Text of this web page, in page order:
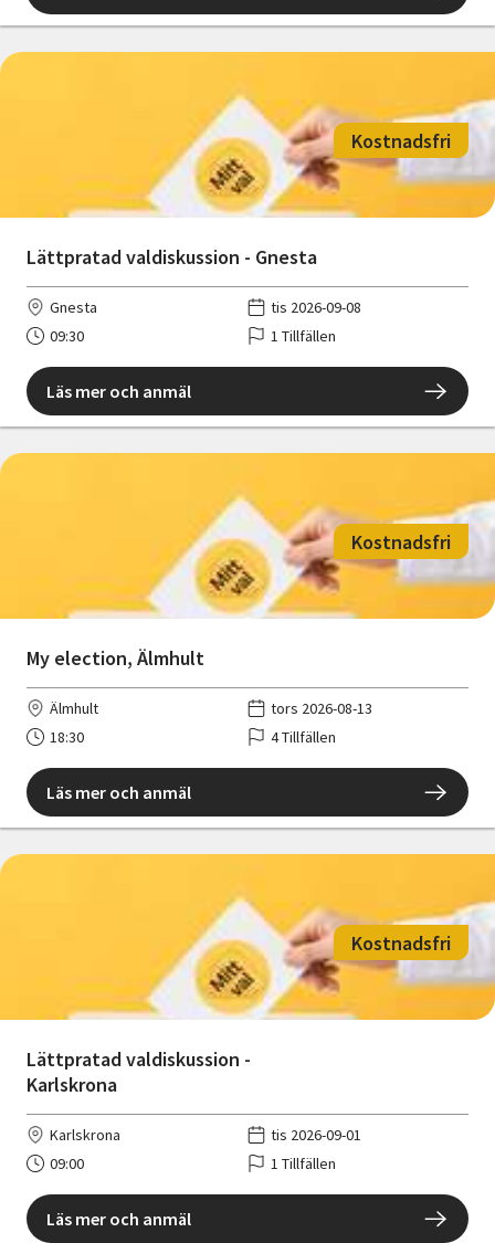
Lättpratad valdiskussion - Gnesta
Kostnadsfri
Gnesta
tis 2026-09-08
09:30
1 Tillfällen
Läs mer och anmäl
My election, Älmhult
Kostnadsfri
Älmhult
tors 2026-08-13
18:30
4 Tillfällen
Läs mer och anmäl
Lättpratad valdiskussion -
Karlskrona
Kostnadsfri
Karlskrona
tis 2026-09-01
09:00
1 Tillfällen
Läs mer och anmäl